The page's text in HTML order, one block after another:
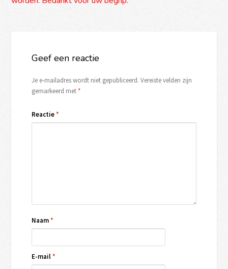
Geef een reactie
Je e-mailadres wordt niet gepubliceerd. Vereiste velden zijn
gemarkeerd met*
Reactie*
Naam*
E-mail*